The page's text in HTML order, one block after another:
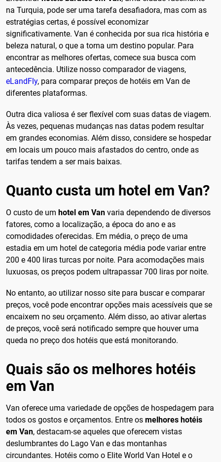
na Turquia, pode ser uma tarefa desafiadora, mas com as
estratégias certas, é possível economizar
significativamente. Van é conhecida por sua rica história e
beleza natural, o que a torna um destino popular. Para
encontrar as melhores ofertas, comece sua busca com
antecedência. Utilize nosso comparador de viagens,
eLandFly, para comparar preços de hotéis em Van de
diferentes plataformas.
Outra dica valiosa é ser flexível com suas datas de viagem.
Às vezes, pequenas mudanças nas datas podem resultar
em grandes economias. Além disso, considere se hospedar
em locais um pouco mais afastados do centro, onde as
tarifas tendem a ser mais baixas.
Quanto custa um hotel em Van?
O custo de um hotel em Van varia dependendo de diversos
fatores, como a localização, a época do ano e as
comodidades oferecidas. Em média, o preço de uma
estadia em um hotel de categoria média pode variar entre
200 e 400 liras turcas por noite. Para acomodações mais
luxuosas, os preços podem ultrapassar 700 liras por noite.
No entanto, ao utilizar nosso site para buscar e comparar
preços, você pode encontrar opções mais acessíveis que se
encaixem no seu orçamento. Além disso, ao ativar alertas
de preços, você será notificado sempre que houver uma
queda no preço dos hotéis que está monitorando.
Quais são os melhores hotéis
em Van
Van oferece uma variedade de opções de hospedagem para
todos os gostos e orçamentos. Entre os melhores hotéis
em Van, destacam-se aqueles que oferecem vistas
deslumbrantes do Lago Van e das montanhas
circundantes. Hotéis como o Elite World Van Hotel e o